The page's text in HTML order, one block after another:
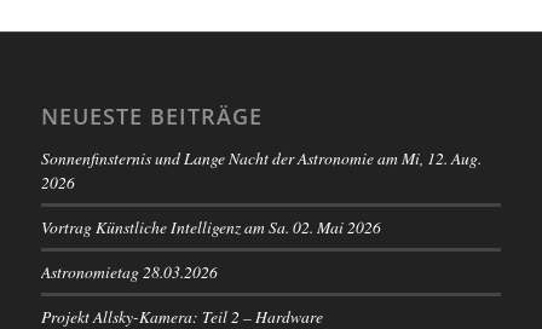
NEUESTE BEITRÄGE
Sonnenfinsternis und Lange Nacht der Astronomie am Mi, 12. Aug.
2026
Vortrag Künstliche Intelligenz am Sa. 02. Mai 2026
Astronomietag 28.03.2026
Projekt Allsky-Kamera: Teil 2 – Hardware